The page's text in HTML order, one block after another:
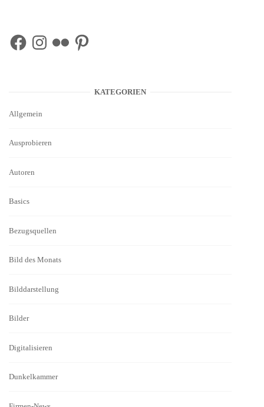
FacebookInstagram
Flickr Pinterest
KATEGORIEN
Allgemein
Ausprobieren
Autoren
Basics
Bezugsquellen
Bild des Monats
Bilddarstellung
Bilder
Digitalisieren
Dunkelkammer